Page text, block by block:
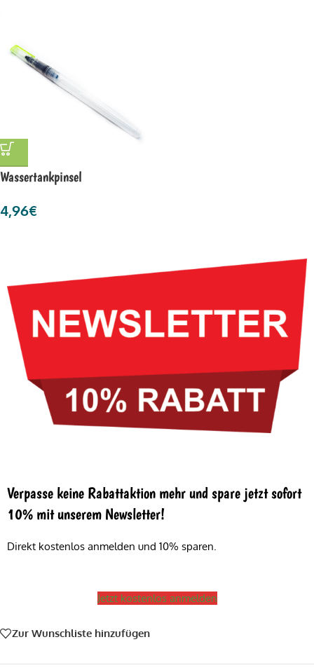
Wassertankpinsel
4,96€
Verpasse keine Rabattaktion mehr und spare jetzt sofort
10% mit unserem Newsletter!
Direkt kostenlos anmelden und 10% sparen.
Jetzt kostenlos anmelden
Zur Wunschliste hinzufügen